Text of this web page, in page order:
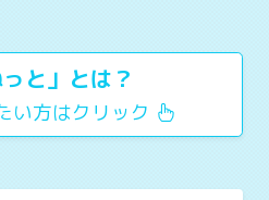
っと」とは？
い方はクリック